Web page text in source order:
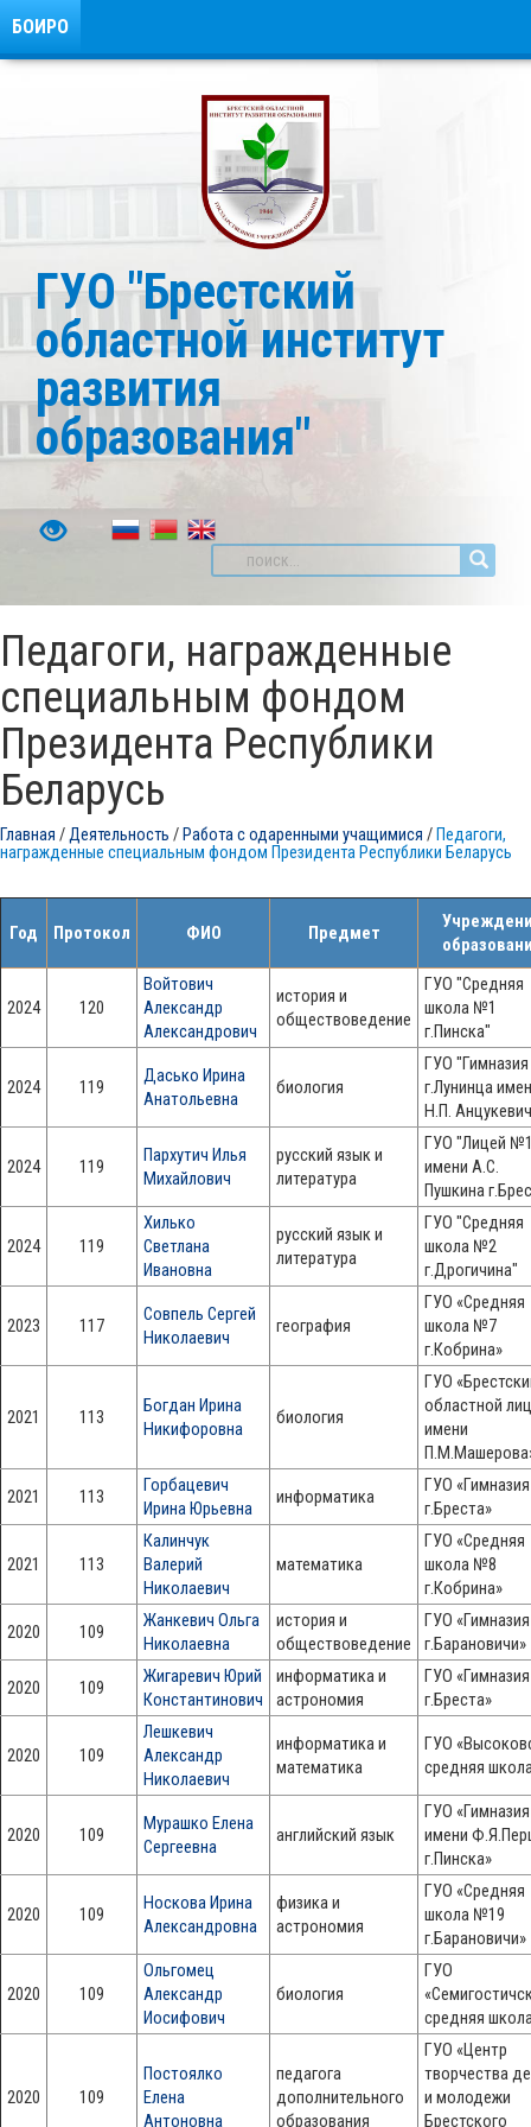
ГУО "Брестский
областной институт
развития
образования"
БОИРО
Педагоги, награжденные
специальным фондом
Президента Республики
Беларусь
Главная /Деятельность / Работа с одаренными учащимися / Педагоги,
награжденные специальным фондом Президента Республики Беларусь
Год Протокол ФИО Предмет
2024 120
Войтович
Александр
Александрович
история и
обществоведение
ГУО "Средняя
школа №1
г.Пинска"
2024 119
Дасько Ирина
Анатольевна
биология
ГУО "Гимназия
г.Лунинца
Н.П.
2024 119
Пархутич Илья
Михайлович
русский язык и
литература
ГУО "Лицей
имени А.С.
Пушкина
2024 119
Хилько
Светлана
Ивановна
русский язык и
литература
ГУО "Средняя
школа №2
г.Дрогичина"
2023 117
Совпель Сергей
Николаевич
география
ГУО «Средняя
школа №7
г.Кобрина»
2021 113
Богдан Ирина
Никифоровна
биология
ГУО
областной
имени
2021 113
Горбацевич
Ирина Юрьевна
информатика
ГУО
г.Бреста»
2021 113
Калинчук
Валерий
Николаевич
математика
ГУО «Средняя
школа №8
г.Кобрина»
2020 109
Жанкевич Ольга
Николаевна
история и
обществоведение
ГУО
г.Барановичи»
2020 109
Жигаревич Юрий
Константинович
информатика и
астрономия
ГУО
г.Бреста»
2020 109
Лешкевич
Александр
Николаевич
информатика и
математика
ГУО
средняя
2020 109
Мурашко Елена
Сергеевна
английский язык
ГУО
имени
г.Пинска»
2020 109
Носкова Ирина
Александровна
физика и
астрономия
ГУО «Средняя
школа №19
г.Барановичи»
2020 109
Ольгомец
Александр
Иосифович
биология
ГУО
средняя
2020 109
Постоялко
Елена
Антоновна
педагога
дополнительного
образования
ГУО «Центр
творчества
и молодежи
Брестского